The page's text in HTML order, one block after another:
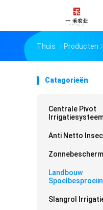
Thuis Producten
Catagorieën
Centrale Pivot
Anti Netto
Landbouw
Slangrol